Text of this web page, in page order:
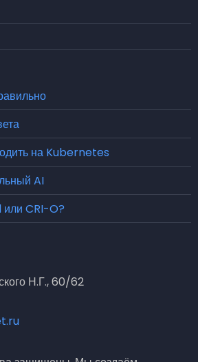
на Kubernetes
AI
CRI-O?
Н.Г., 60/62